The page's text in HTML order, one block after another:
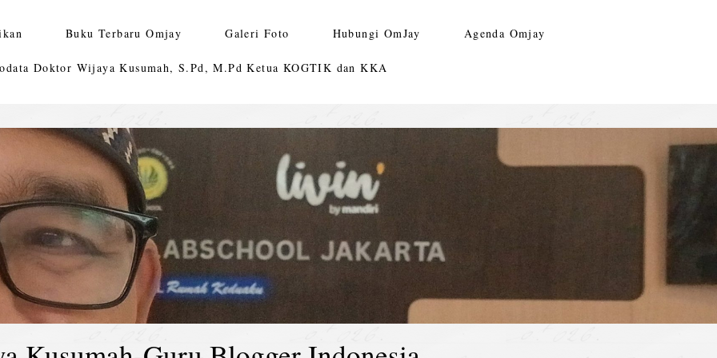
Buku Terbaru Omjay Galeri Foto Hubungi OmJay Agenda Omjay
Doktor Wijaya Kusumah, S.Pd, M.Pd Ketua KOGTIK dan KKA